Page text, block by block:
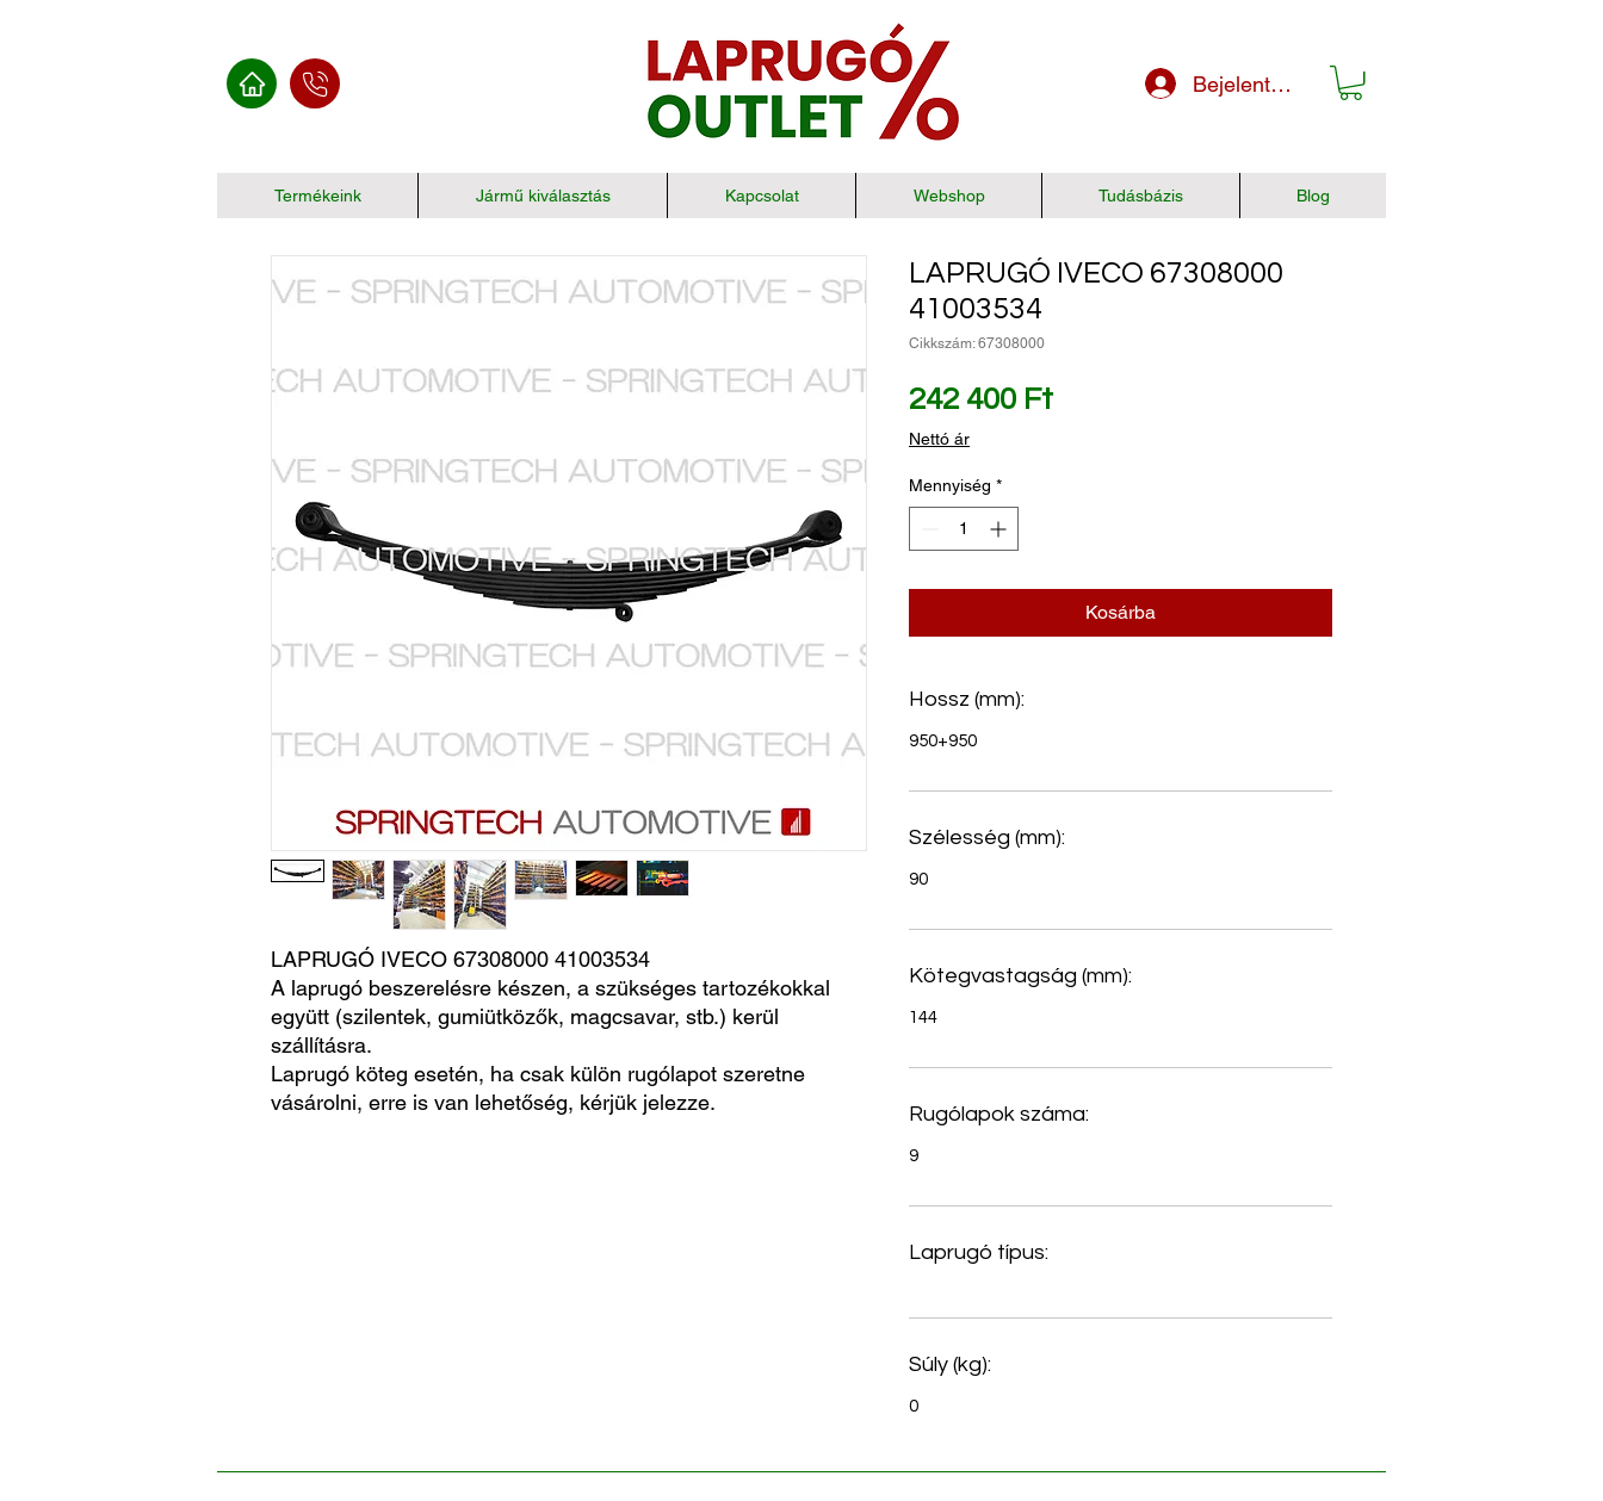
Bejelentkezés
Termékeink Jármű kiválasztás Kapcsolat Webshop Tudásbázis Blog
LAPRUGÓ IVECO 67308000 41003534
A laprugó beszerelésre készen, a szükséges tartozékokkal
együtt (szilentek, gumiütközők, magcsavar, stb.) kerül
szállításra.
Laprugó köteg esetén, ha csak külön rugólapot szeretne
vásárolni, erre is van lehetőség, kérjük jelezze.
LAPRUGÓ IVECO 67308000
41003534
Cikkszám: 67308000
242 400 FtÁr
Nettó ár
Mennyiség *
Kosárba
Hossz (mm):
950+950
Szélesség (mm):
90
Kötegvastagság (mm):
144
Rugólapok száma:
9
Laprugó típus:
Súly (kg):
0